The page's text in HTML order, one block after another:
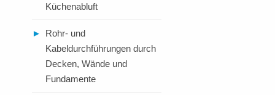
Küchenabluft
►
Rohr- und
Kabeldurchführungen durch
Decken, Wände und
Fundamente